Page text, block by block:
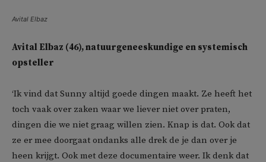
Avital Elbaz
Avital Elbaz (46), natuurgeneeskundige en systemisch
opsteller
‘Ik vind dat Sunny altijd goede dingen maakt. Ze heeft het
toch vaak over zaken waar we liever niet over praten,
dingen die we niet graag willen zien. Knap is dat. Ook dat
ze er mee doorgaat ondanks alle drek de je dan over je
heen krijgt. Ook met deze documentaire weer. Ik denk dat